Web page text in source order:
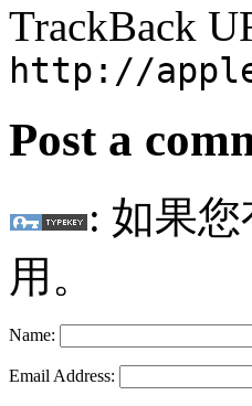
TrackBack
http://
Post a
: 如果
用。
Name:
Email Address: